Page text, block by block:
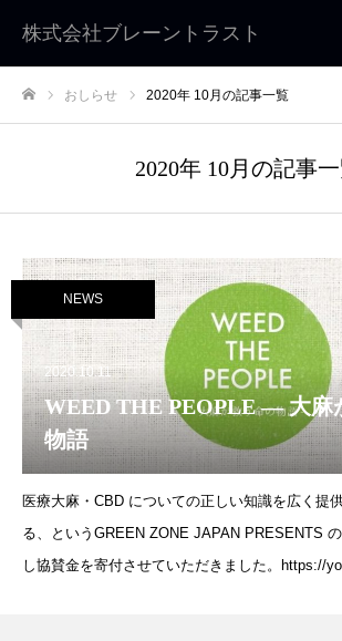
株式会社ブレーントラスト
おしらせ 2020年 10月の記事一覧
2020年 10月の記事
NEWS
2020.10.11
WEED THE PEOPLE — 大麻
物語
医療大麻・CBD についての正しい知識を広く提
る、というGREEN ZONE JAPAN PRESENTS
し協賛金を寄付させていただきました。https://